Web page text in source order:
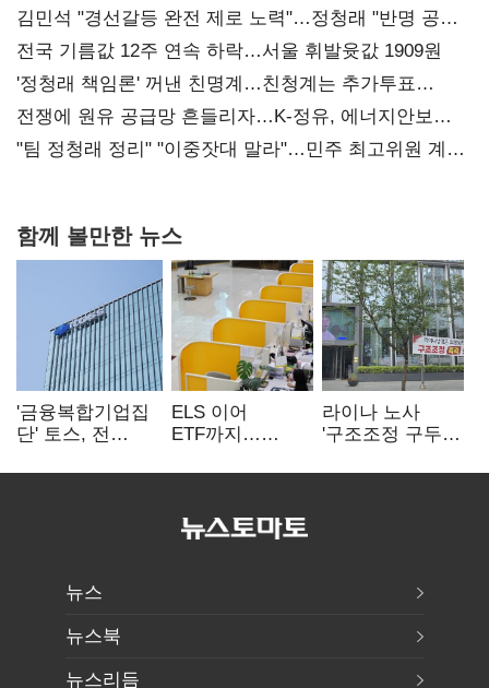
김민석 "경선갈등 완전 제로 노력"…정청래 "반명 공세
사과부터"
전국 기름값 12주 연속 하락…서울 휘발윳값 1909원
'정청래 책임론' 꺼낸 친명계…친청계는 추가투표
때리기
전쟁에 원유 공급망 흔들리자…K-정유, 에너지안보
핵심으로 재부상
"팀 정청래 정리" "이중잣대 말라"…민주 최고위원 계파
함께 볼만한 뉴스
'금융복합기업집
단' 토스, 전
표준화
ELS 이어
ETF까지…
제동 걸린 은행
라이나 노사
'구조조정 구두
뉴스
뉴스북
뉴스리듬